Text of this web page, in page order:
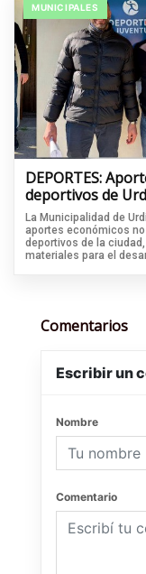
MUNICIPALES
DEPORTES:
deportivos de
La Municipalidad de
aportes económicos
deportivos de la
materiales para el
Comentarios
Escribir un
Nombre
Comentario